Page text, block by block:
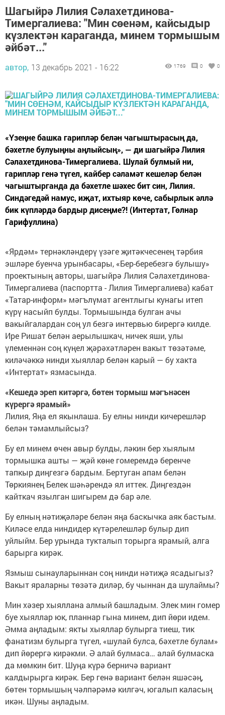
Шагыйрә Лилия Сәлахетдинова-
Тимергалиева: "Мин сөенәм, кайсыдыр
күзлектән караганда, минем тормышым
әйбәт..."
автор, 13 декабрь 2021 - 16:22 1769 0 0
«Үзеңне башка гарипләр белән чагыштырасың да,
бәхетле булуыңны аңлыйсың», — ди шагыйрә Лилия
Сәлахетдинова-Тимергалиева. Шулай булмый ни,
гарипләр генә түгел, кайбер сәламәт кешеләр белән
чагыштырганда да бәхетле шәхес бит син, Лилия.
Синдәгедәй намус, иҗат, ихтыяр көче, сабырлык әллә
бик күпләрдә бардыр дисеңме?! (Интертат, Гөлнар
Гарифуллина)
«Ярдәм» тернәкләндерү үзәге җитәкчесенең тәрбия
эшләре буенча урынбасары, «Бер-беребезгә булышу»
проектының авторы, шагыйрә Лилия Сәлахетдинова-
Тимергалиева (паспортта - Лилия Тимергалиева) кабат
«Татар-информ» мәгълүмат агентлыгы кунагы итеп
күрү насыйп булды. Тормышында булган ачы
вакыйгалардан соң ул безгә интервью бирергә килде.
Ире Ришат белән аерылышкач, ничек яши, улы
үлеменнән соң күңел җәрәхәтләрен вакыт төзәтәме,
киләчәккә нинди хыяллар белән карый — бу хакта
«Интертат» язмасында.
«Кешедә эреп китәргә, бөтен тормыш мәгънәсен
күрергә ярамый»
Лилия, Яңа ел якынлаша. Бу елны нинди кичерешләр
белән тәмамлыйсыз?
Бу ел минем өчен авыр булды, ләкин бер хыялым
тормышка ашты — җәй көне гомеремдә беренче
тапкыр диңгезгә бардым. Бертуган апам белән
Төркиянең Белек шәһәрендә ял иттек. Диңгездән
кайткач язылган шигырем дә бар әле.
Бу елның нәтиҗәләре белән яңа баскычка аяк бастым.
Киләсе елда ниндидер күтәрелешләр булыр дип
уйлыйм. Бер урында тукталып торырга ярамый, алга
барырга кирәк.
Язмыш сынауларыннан соң нинди нәтиҗә ясадыгыз?
Вакыт яраларны төзәтә диләр, бу чыннан да шулаймы?
Мин хәзер хыяллана алмый башладым. Элек мин гомер
буе хыяллар юк, планнар гына минем, дип йөри идем.
Әмма аңладым: якты хыяллар булырга тиеш, тик
фанатизм булырга түгел, «шулай булса, бәхетле булам»
дип йөрергә кирәкми. Ә алай булмаса… алай булмаска
да мөмкин бит. Шуңа күрә берничә вариант
калдырырга кирәк. Бер генә вариант белән яшәсәң,
бөтен тормышың чәлпәрәмә килгәч, югалып каласың
икән. Шуны аңладым.